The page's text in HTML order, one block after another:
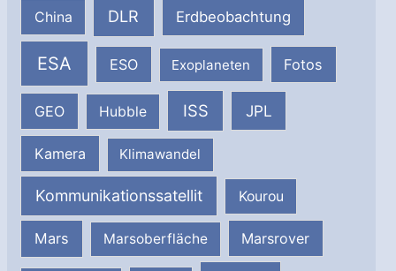
China DLR Erdbeobachtung
ESA ESO Exoplaneten Fotos
GEO Hubble ISS JPL
Kamera Klimawandel
Kommunikationssatellit Kourou
Mars Marsoberfläche Marsrover